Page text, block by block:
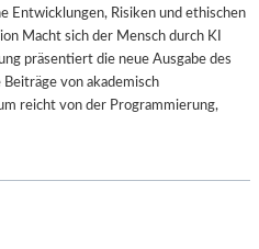
Entwicklungen, Risiken und ethischen
Macht sich der Mensch durch KI
präsentiert die neue Ausgabe des
von akademisch
reicht von der Programmierung,